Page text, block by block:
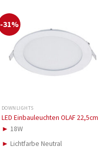
-31%
DOWNLIGHTS
LED Einbauleuchten OLAF 22,5cm
► 18W
► Lichtfarbe Neutral